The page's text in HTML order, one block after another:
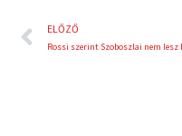
Előző
ELŐZŐ